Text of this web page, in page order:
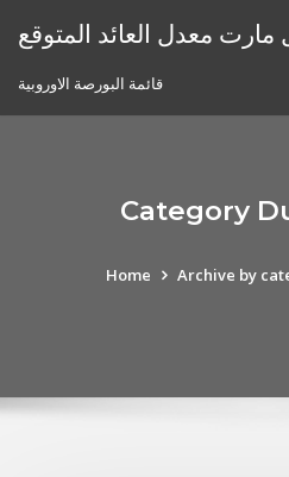
معدل العائد المتوقع
قائمة البورصة الاوروبية
Category
Home Archive by